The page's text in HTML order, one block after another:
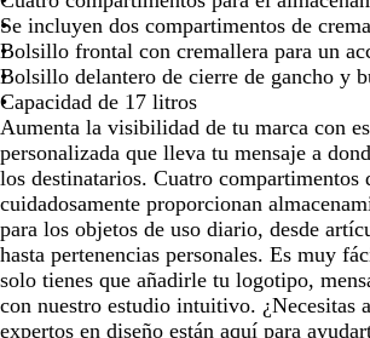
a
l
o
a
l
e
l
v
a
r
i
n
o
n
t
e
n
s
o
Se incluyen dos compartimentos de
Bolsillo frontal con cremallera para un
Bolsillo delantero de cierre de gancho y
Capacidad de 17 litros
Aumenta la visibilidad de tu marca con
personalizada que lleva tu mensaje a
los destinatarios. Cuatro compartimentos
cuidadosamente proporcionan
para los objetos de uso diario, desde
hasta pertenencias personales. Es muy
solo tienes que añadirle tu logotipo,
con nuestro estudio intuitivo. ¿Necesitas
expertos en diseño están aquí para